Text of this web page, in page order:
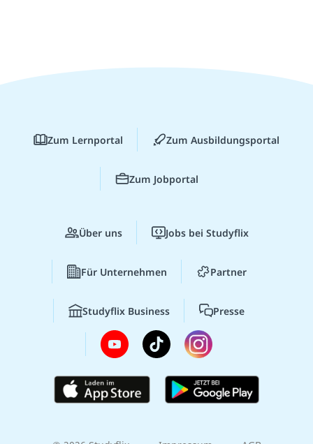
Zum Lernportal Zum Ausbildungsportal
Zum Jobportal
Über uns Jobs bei Studyflix
Für Unternehmen Partner
Studyflix Business Presse